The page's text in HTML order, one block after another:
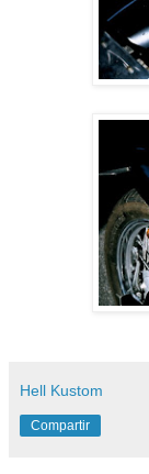
Hell Kustom
Compartir